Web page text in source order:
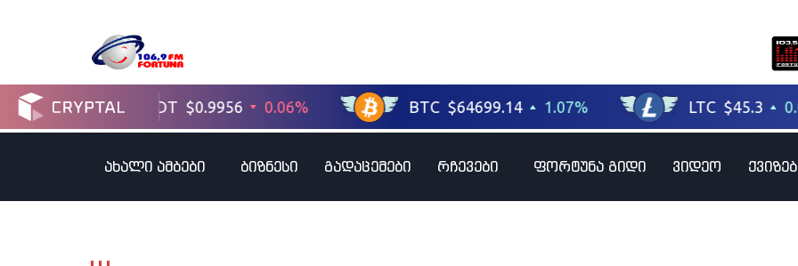
ახალი ამბები ბიზნესი გადაცემები რჩევები ფორტუნა გიდი ვიდეო